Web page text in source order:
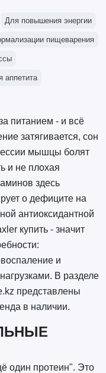
Для повышения энергии
пищеварения
аппетита
питанием - и всё
затягивается, сон
мышцы болят
и не плохая
здесь
о дефиците на
антиоксидантной
купить - значит
и
В разделе
представлены
в наличии.
один протеин". Это